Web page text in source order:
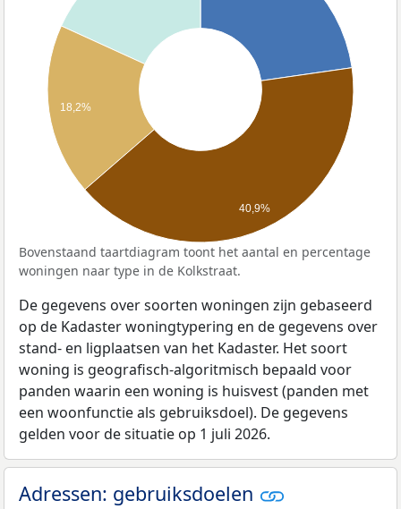
18,2%
40,9%
Bovenstaand taartdiagram toont het aantal en percentage
woningen naar type in de Kolkstraat.
De gegevens over soorten woningen zijn gebaseerd
op de Kadaster woningtypering en de gegevens over
stand- en ligplaatsen van het Kadaster. Het soort
woning is geografisch-algoritmisch bepaald voor
panden waarin een woning is huisvest (panden met
een woonfunctie als gebruiksdoel). De gegevens
gelden voor de situatie op 1 juli 2026.
Adressen: gebruiksdoelen